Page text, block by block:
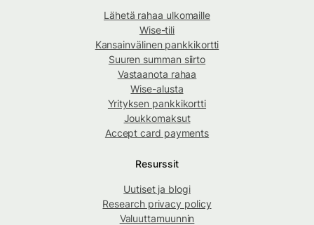
Lähetä rahaa ulkomaille
Wise-tili
Kansainvälinen pankkikortti
Suuren summan siirto
Vastaanota rahaa
Wise-alusta
Yrityksen pankkikortti
Joukkomaksut
Accept card payments
Resurssit
Uutiset ja blogi
Research privacy policy
Valuuttamuunnin